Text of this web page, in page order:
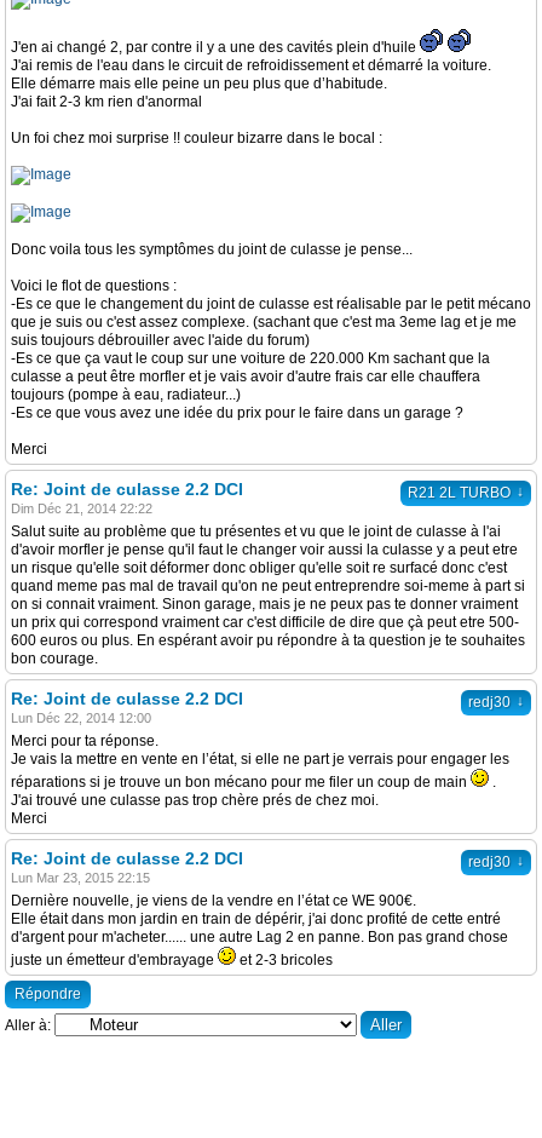
J'en ai changé 2, par contre il y a une des cavités plein d'huile
J'ai remis de l'eau dans le circuit de refroidissement et démarré la voiture.
Elle démarre mais elle peine un peu plus que d’habitude.
J'ai fait 2-3 km rien d'anormal
Un foi chez moi surprise !! couleur bizarre dans le bocal :
Donc voila tous les symptômes du joint de culasse je pense...
Voici le flot de questions :
-Es ce que le changement du joint de culasse est réalisable par le petit mécano
que je suis ou c'est assez complexe. (sachant que c'est ma 3eme lag et je me
suis toujours débrouiller avec l'aide du forum)
-Es ce que ça vaut le coup sur une voiture de 220.000 Km sachant que la
culasse a peut être morfler et je vais avoir d'autre frais car elle chauffera
toujours (pompe à eau, radiateur...)
-Es ce que vous avez une idée du prix pour le faire dans un garage ?
Merci
R21 2L TURBO ↓
Re: Joint de culasse 2.2 DCI
Dim Déc 21, 2014 22:22
Salut suite au problème que tu présentes et vu que le joint de culasse à l'ai
d'avoir morfler je pense qu'il faut le changer voir aussi la culasse y a peut etre
un risque qu'elle soit déformer donc obliger qu'elle soit re surfacé donc c'est
quand meme pas mal de travail qu'on ne peut entreprendre soi-meme à part si
on si connait vraiment. Sinon garage, mais je ne peux pas te donner vraiment
un prix qui correspond vraiment car c'est difficile de dire que çà peut etre 500-
600 euros ou plus. En espérant avoir pu répondre à ta question je te souhaites
bon courage.
redj30 ↓
Re: Joint de culasse 2.2 DCI
Lun Déc 22, 2014 12:00
Merci pour ta réponse.
Je vais la mettre en vente en l’état, si elle ne part je verrais pour engager les
réparations si je trouve un bon mécano pour me filer un coup de main
.
J'ai trouvé une culasse pas trop chère prés de chez moi.
Merci
redj30 ↓
Re: Joint de culasse 2.2 DCI
Lun Mar 23, 2015 22:15
Dernière nouvelle, je viens de la vendre en l’état ce WE 900€.
Elle était dans mon jardin en train de dépérir, j'ai donc profité de cette entré
d'argent pour m'acheter...... une autre Lag 2 en panne. Bon pas grand chose
juste un émetteur d'embrayage
et 2-3 bricoles
Répondre
Aller à: